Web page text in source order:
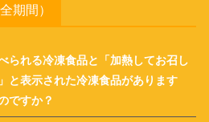
期間）
られる冷凍食品と「加熱してお召し
と表示された冷凍食品があります
ですか？